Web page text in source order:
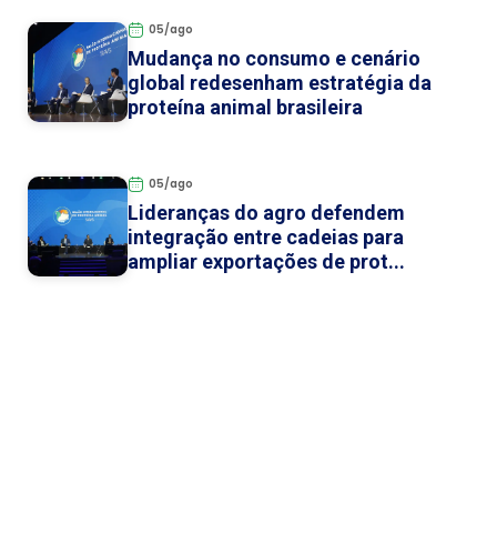
05/ago
Mudança no consumo e cenário
global redesenham estratégia da
proteína animal brasileira
05/ago
Lideranças do agro defendem
integração entre cadeias para
ampliar exportações de prot...